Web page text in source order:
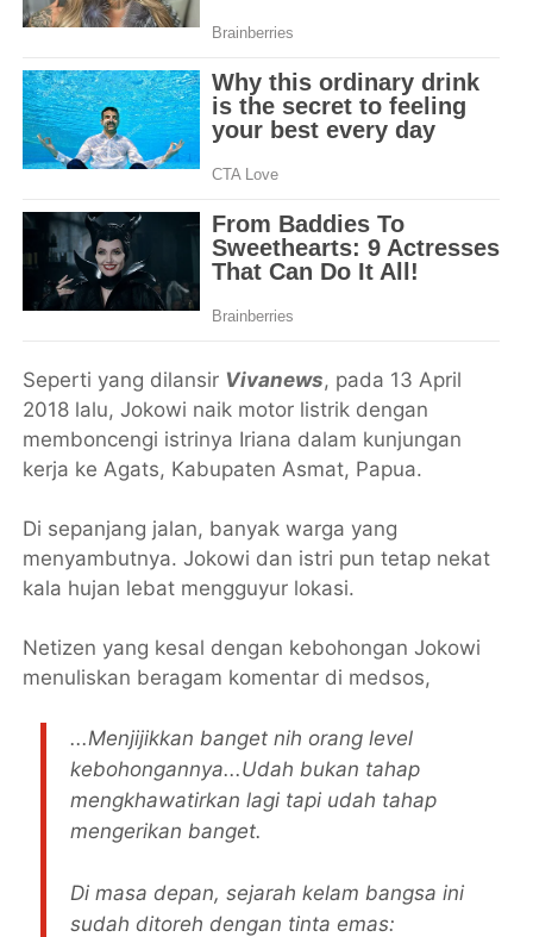
Seperti yang dilansir Vivanews, pada 13 April
2018 lalu, Jokowi naik motor listrik dengan
memboncengi istrinya Iriana dalam kunjungan
kerja ke Agats, Kabupaten Asmat, Papua.
Di sepanjang jalan, banyak warga yang
menyambutnya. Jokowi dan istri pun tetap nekat
kala hujan lebat mengguyur lokasi.
Netizen yang kesal dengan kebohongan Jokowi
menuliskan beragam komentar di medsos,
...Menjijikkan banget nih orang level
kebohongannya...Udah bukan tahap
mengkhawatirkan lagi tapi udah tahap
mengerikan banget.
Di masa depan, sejarah kelam bangsa ini
sudah ditoreh dengan tinta emas: